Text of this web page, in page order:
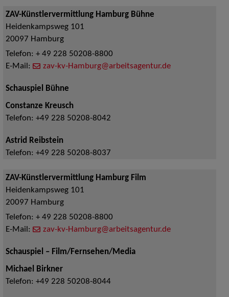
ZAV-Künstlervermittlung Hamburg Bühne
Heidenkampsweg 101
20097 Hamburg
Telefon: + 49 228 50208-8800
E-Mail:
zav-kv-Hamburg@arbeitsagentur.de
Schauspiel Bühne
Constanze Kreusch
Telefon: +49 228 50208-8042
Astrid Reibstein
Telefon: +49 228 50208-8037
ZAV-Künstlervermittlung Hamburg Film
Heidenkampsweg 101
20097 Hamburg
Telefon: + 49 228 50208-8800
E-Mail:
zav-kv-Hamburg@arbeitsagentur.de
Schauspiel – Film/Fernsehen/Media
Michael Birkner
Telefon: +49 228 50208-8044